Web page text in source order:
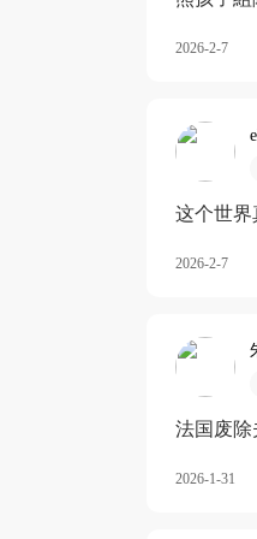
2026-2-7
这个世界
2026-2-7
法国废除
2026-1-31